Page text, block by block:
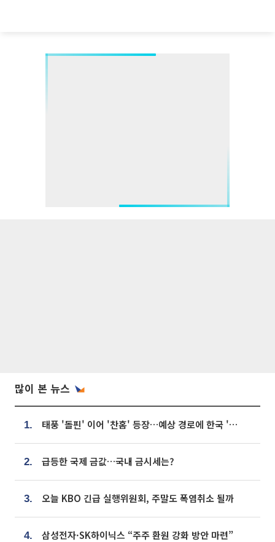
많이 본 뉴스
1. 태풍 '돌핀' 이어 '찬홈' 등장…예상 경로에 한국 '한숨'
2. 급등한 국제 금값…국내 금시세는?
3. 오늘 KBO 긴급 실행위원회, 주말도 폭염취소 될까
4. 삼성전자·SK하이닉스 “주주 환원 강화 방안 마련”